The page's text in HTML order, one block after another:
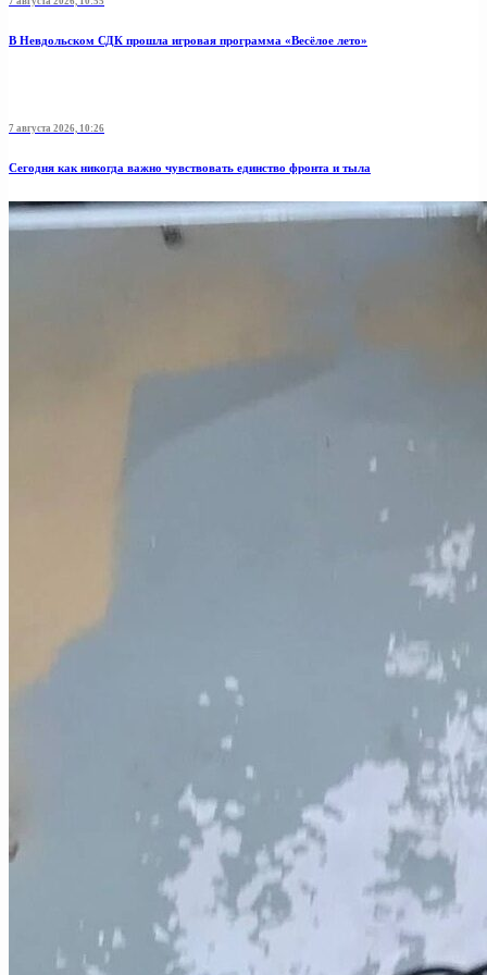
В Невдольском СДК прошла игровая программа «Весёлое лето»
7 августа 2026, 10:26
Сегодня как никогда важно чувствовать единство фронта и тыла